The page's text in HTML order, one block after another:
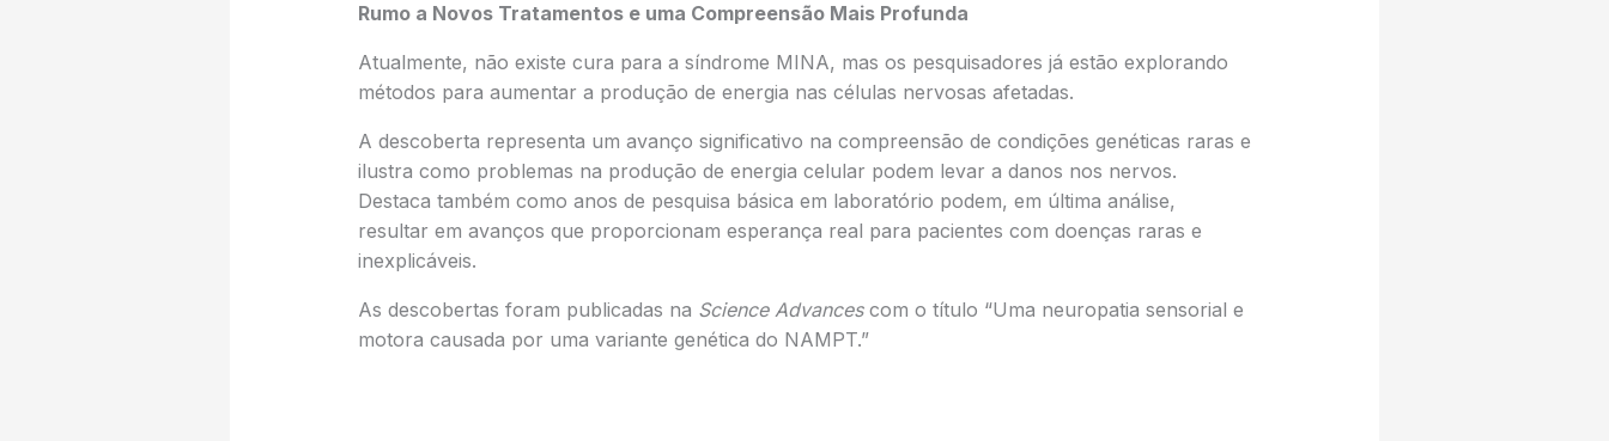
Rumo a Novos Tratamentos e uma Compreensão Mais Profunda
Atualmente, não existe cura para a síndrome MINA, mas os pesquisadores já estão explorando
métodos para aumentar a produção de energia nas células nervosas afetadas.
A descoberta representa um avanço significativo na compreensão de condições genéticas raras e
ilustra como problemas na produção de energia celular podem levar a danos nos nervos.
Destaca também como anos de pesquisa básica em laboratório podem, em última análise,
resultar em avanços que proporcionam esperança real para pacientes com doenças raras e
inexplicáveis.
As descobertas foram publicadas na Science Advancescom o título “Uma neuropatia sensorial e
motora causada por uma variante genética do NAMPT.”